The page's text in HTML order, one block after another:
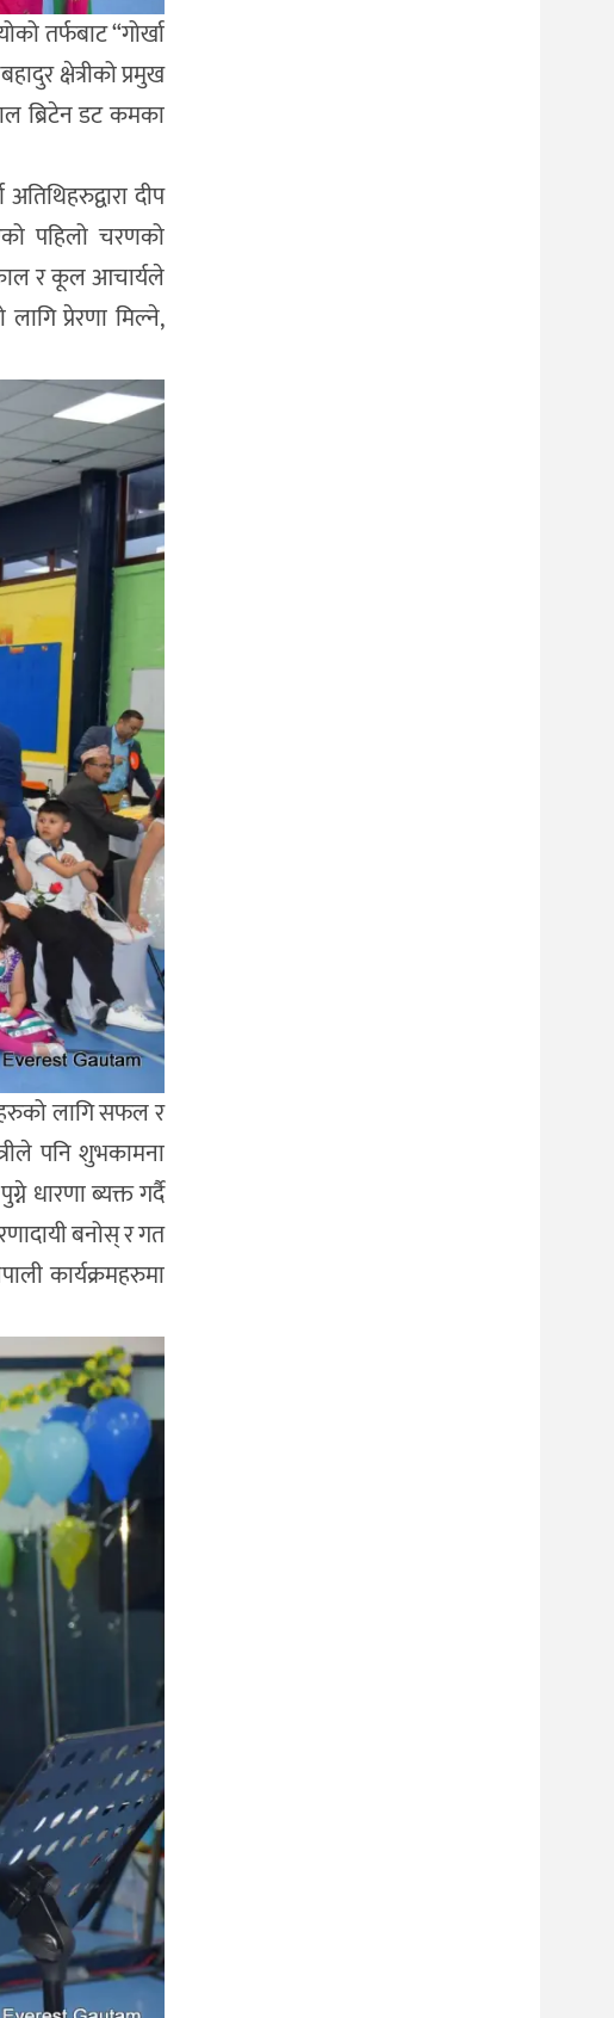
तर्फबाट “गोर्खा
क्षेत्रीको प्रमुख
ब्रिटेन डट कमका
दीप
पहिलो चरणको
र कूल आचार्यले
प्रेरणा मिल्ने,
लागि सफल र
पनि शुभकामना
धारणा ब्यक्त गर्दै
बनोस् र गत
कार्यक्रमहरुमा